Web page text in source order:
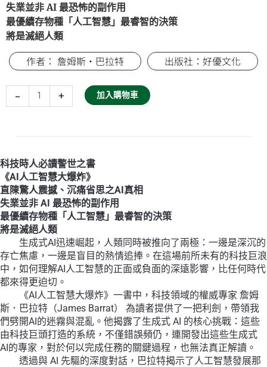
失業並非 AI 最恐怖的副作用
最優續存物種「人工智慧」最睿智的決策
將是滅絕人類
作者： 詹姆斯‧巴拉特 出版社：好優文化
-
慧
AI
引
爆
人
類
末
日
倒
數
數
量
+ 加入購物車
科技時人必讀警世之書
《AI人工智慧大爆炸》
直陳驚人震撼、沉痛省思之AI真相
失業並非 AI 最恐怖的副作用
最優續存物種「人工智慧」最睿智的決策
將是滅絕人類
生成式AI迅速崛起，人類同時被推向了兩極：一邊是深沉的
存亡焦慮，一邊是盲目的熱情追捧。在這場前所未有的科技巨浪
中，如何理解AI人工智慧的正面或負面的深遠影響，比任何時代
都來得更迫切。
《AI人工智慧大爆炸》一書中，科技領域的權威專家 詹姆
斯．巴拉特（James Barrat） 為讀者提供了一把利劍，帶領我
們劈開AI的迷霧與混亂。他揭露了生成式 AI 的核心挑戰：這些
由科技巨頭打造的系統，不僅錯誤頻仍，連開發出這些生成式
AI的專家，對於何以完成任務的關鍵過程，也無法真正解讀。
透過與 AI 先驅的深度對話，巴拉特揭示了人工智慧發展那